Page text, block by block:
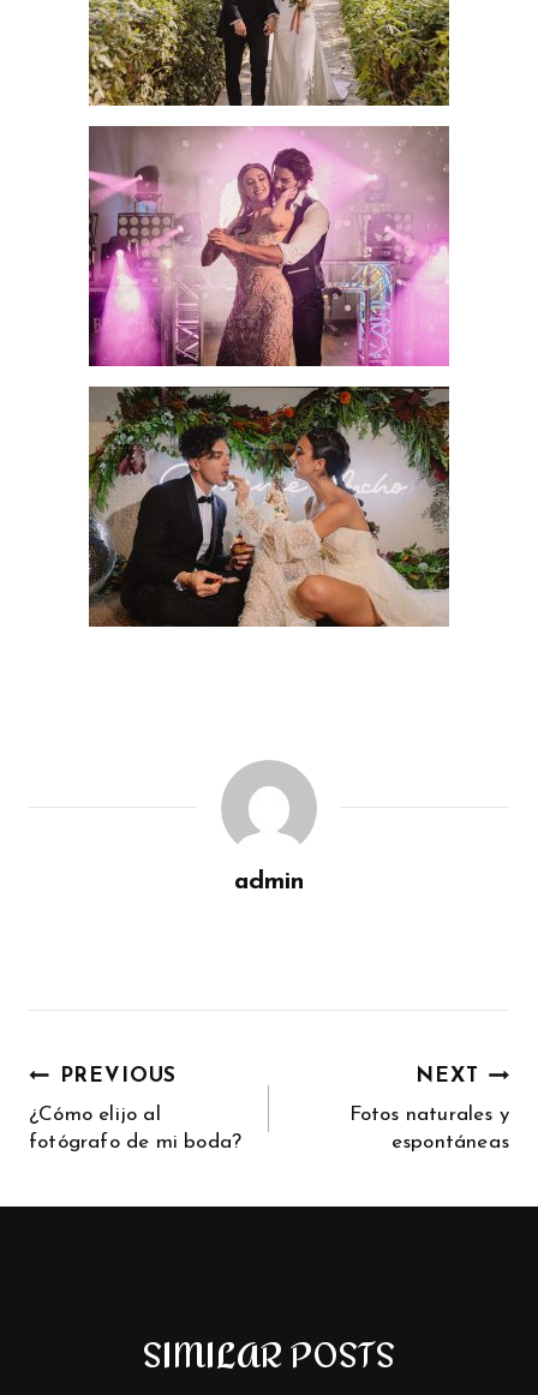
admin
PREVIOUS
¿Cómo elijo al
fotógrafo de mi boda?
NEXT
Fotos naturales y
espontáneas
SIMILAR POSTS